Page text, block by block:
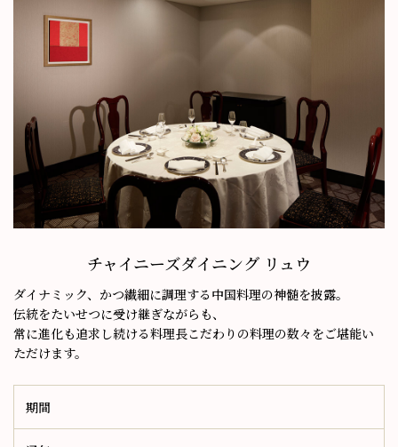
チャイニーズダイニング リュウ
ダイナミック、かつ繊細に調理する中国料理の神髄を披露。
伝統をたいせつに受け継ぎながらも、
常に進化も追求し続ける料理長こだわりの料理の数々をご堪能い
ただけます。
期間